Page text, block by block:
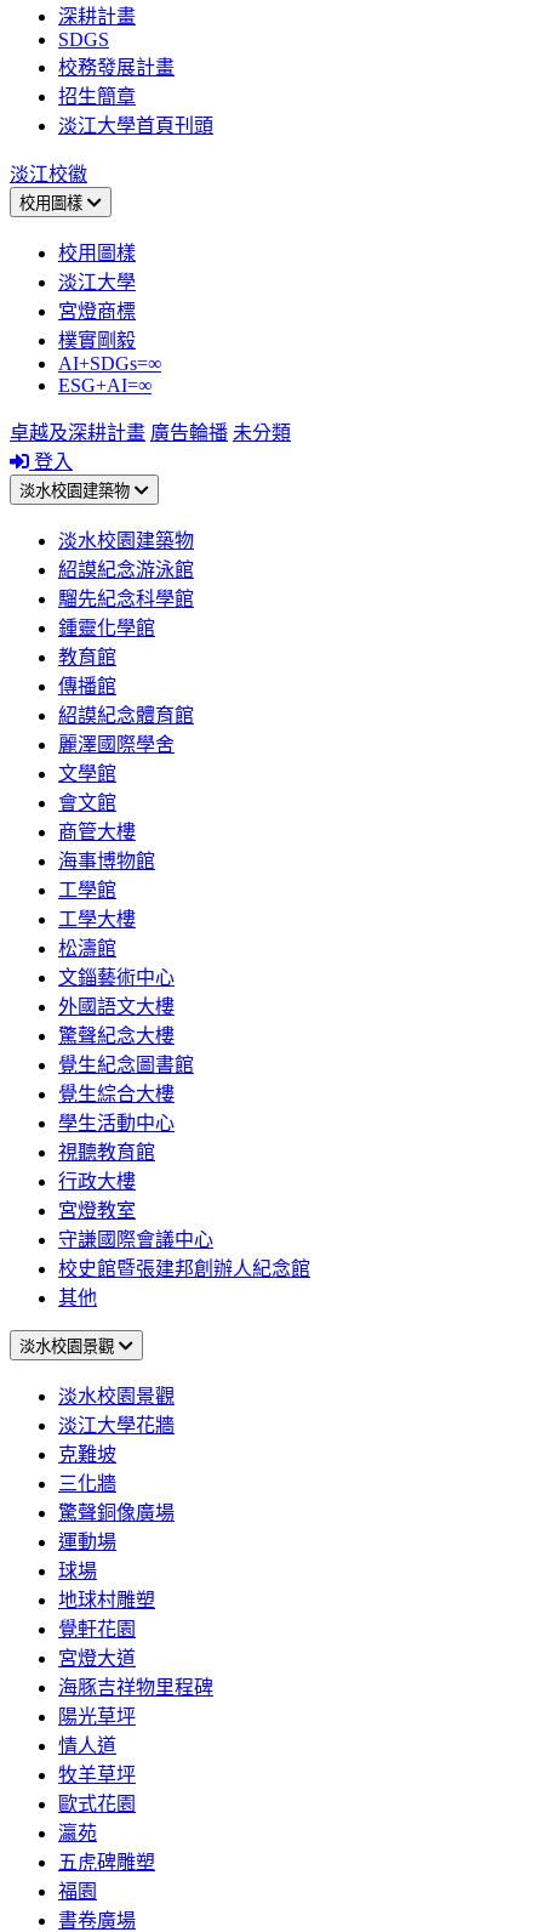
深耕計畫
SDGS
校務發展計畫
招生簡章
淡江大學首頁刊頭
淡江校徽
校用圖樣
校用圖樣
淡江大學
宮燈商標
樸實剛毅
AI+SDGs=∞
ESG+AI=∞
卓越及深耕計畫 廣告輪播 未分類
登入
淡水校園建築物
淡水校園建築物
紹謨紀念游泳館
騮先紀念科學館
鍾靈化學館
教育館
傳播館
紹謨紀念體育館
麗澤國際學舍
文學館
會文館
商管大樓
海事博物館
工學館
工學大樓
松濤館
文錙藝術中心
外國語文大樓
驚聲紀念大樓
覺生紀念圖書館
覺生綜合大樓
學生活動中心
視聽教育館
行政大樓
宮燈教室
守謙國際會議中心
校史館暨張建邦創辦人紀念館
其他
淡水校園景觀
淡水校園景觀
淡江大學花牆
克難坡
三化牆
驚聲銅像廣場
運動場
球場
地球村雕塑
覺軒花園
宮燈大道
海豚吉祥物里程碑
陽光草坪
情人道
牧羊草坪
歐式花園
瀛苑
五虎碑雕塑
福園
書卷廣場